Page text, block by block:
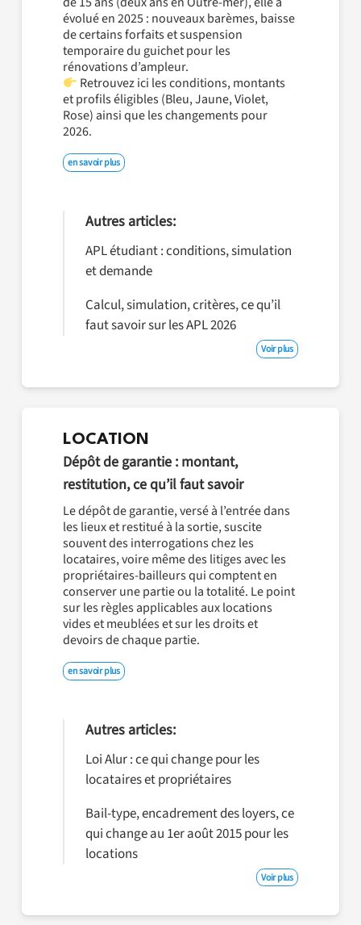
évolué en 2025 : nouveaux barèmes, baisse
de certains forfaits et suspension
temporaire du guichet pour les
rénovations d’ampleur.
Retrouvez ici les conditions, montants
et profils éligibles (Bleu, Jaune, Violet,
Rose) ainsi que les changements pour
2026.
en savoir plus
Autres articles:
APL étudiant : conditions, simulation
et demande
Calcul, simulation, critères, ce qu’il
faut savoir sur les APL 2026
Voir plus
LOCATION
Dépôt de garantie : montant,
restitution, ce qu’il faut savoir
Le dépôt de garantie, versé à l’entrée dans
les lieux et restitué à la sortie, suscite
souvent des interrogations chez les
locataires, voire même des litiges avec les
propriétaires-bailleurs qui comptent en
conserver une partie ou la totalité. Le point
sur les règles applicables aux locations
vides et meublées et sur les droits et
devoirs de chaque partie.
en savoir plus
Autres articles:
Loi Alur : ce qui change pour les
locataires et propriétaires
Bail-type, encadrement des loyers, ce
qui change au 1er août 2015 pour les
locations
Voir plus